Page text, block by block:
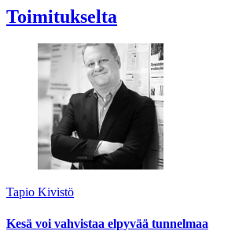
Toimitukselta
Tapio Kivistö
Kesä voi vahvistaa elpyvää tunnelmaa